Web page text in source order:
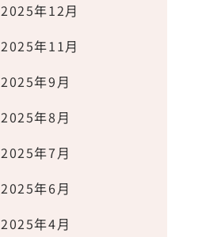
2025年12月
2025年11月
2025年9月
2025年8月
2025年7月
2025年6月
2025年4月